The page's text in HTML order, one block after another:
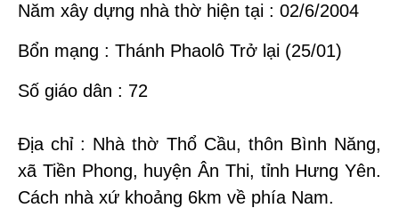
Năm xây dựng nhà thờ hiện tại : 02/6/2004
Bổn mạng : Thánh Phaolô Trở lại (25/01)
Số giáo dân : 72
Địa chỉ : Nhà thờ Thổ Cầu, thôn Bình Năng,
xã Tiền Phong, huyện Ân Thi, tỉnh Hưng Yên.
Cách nhà xứ khoảng 6km về phía Nam.